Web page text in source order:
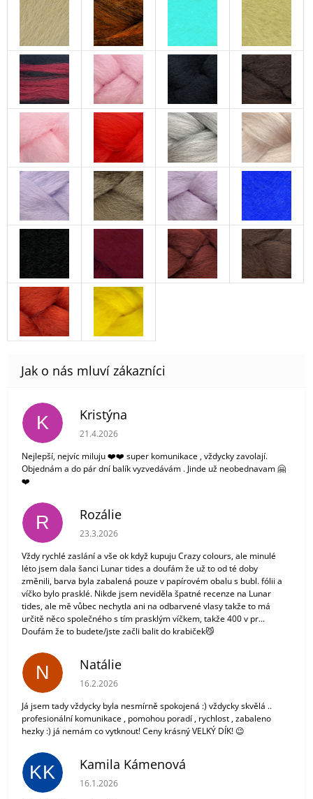
K Kristýna
Hodnocení obchodu je 5 z 5 hvězdiček.
21.4.2026
Nejlepší, nejvíc miluju ❤️❤️ super komunikace , vždycky zavolají.
Objednám a do pár dní balík vyzvedávám . Jinde už neobednavam 🤗
❤️
R Rozálie
Hodnocení obchodu je 3 z 5 hvězdiček.
23.3.2026
Vždy rychlé zaslání a vše ok když kupuju Crazy colours, ale minulé
léto jsem dala šanci Lunar tides a doufám že už to od té doby
změnili, barva byla zabalená pouze v papírovém obalu s bubl. fólii a
víčko bylo prasklé. Nikde jsem neviděla špatné recenze na Lunar
tides, ale mě vůbec nechytla ani na odbarvené vlasy takže to má
určitě něco společného s tím prasklým víčkem, takže 400 v pr...
Doufám že to budete/jste začli balit do krabiček😼
N Natálie
Hodnocení obchodu je 5 z 5 hvězdiček.
16.2.2026
Já jsem tady vždycky byla nesmírně spokojená :) vždycky skvělá ..
profesionální komunikace , pomohou poradí , rychlost , zabaleno
hezky :) já nemám co vytknout! Ceny krásný VELKÝ DÍK! 😉
KK Kamila Kámenová
Hodnocení obchodu je 5 z 5 hvězdiček.
16.1.2026